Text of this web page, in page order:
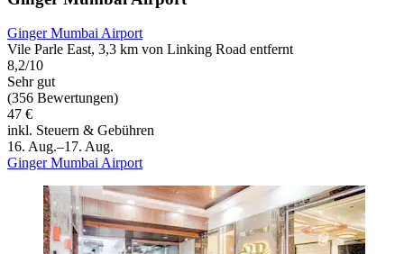
Ginger Mumbai Airport
Vile Parle East, 3,3 km von Linking Road entfernt
8,2/10
Sehr gut
(356 Bewertungen)
47 €
inkl. Steuern & Gebühren
16. Aug.–17. Aug.
Ginger Mumbai Airport